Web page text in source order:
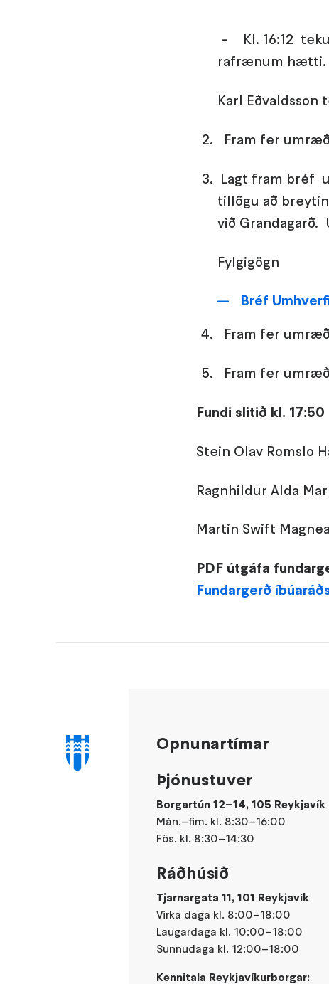
- Kl. 16:12
rafrænum hætti.
Karl
Fram fer
Lagt fram bréf
tillögu að
við Grandagarð.
Fylgigögn
Bréf
Fram fer
Fram fer
Fundi slitið kl. 17:50
Stein Olav Romslo
Ragnhildur Alda
Martin Swift
PDF útgáfa
Fundargerð
Opnunartímar
Þjónustuver
Borgartún 12–14, 105 Reykjavík
Mán.–fim. kl. 8:30–16:00
Fös. kl. 8:30–14:30
Ráðhúsið
Tjarnargata 11, 101 Reykjavík
Virka daga kl. 8:00–18:00
Laugardaga kl. 10:00–18:00
Sunnudaga kl. 12:00–18:00
Kennitala Reykjavíkurborgar: